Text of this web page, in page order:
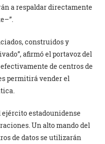
a respaldar directamente
construidos y
afirmó el portavoz del
de centros de
permitirá vender el
ejército estadounidense
Un alto mando del
de datos se utilizarán